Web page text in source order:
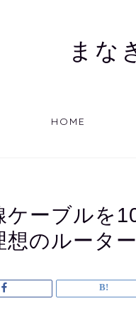
まな
HOME
ケーブルを
のルータ